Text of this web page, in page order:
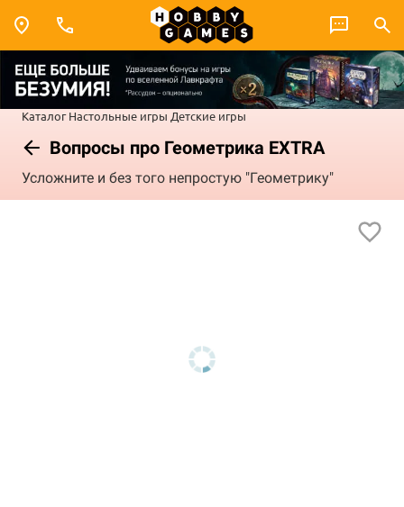
Каталог Настольные игры Детские игры
Вопросы про Геометрика EХTRA
Усложните и без того непростую "Геометрику"